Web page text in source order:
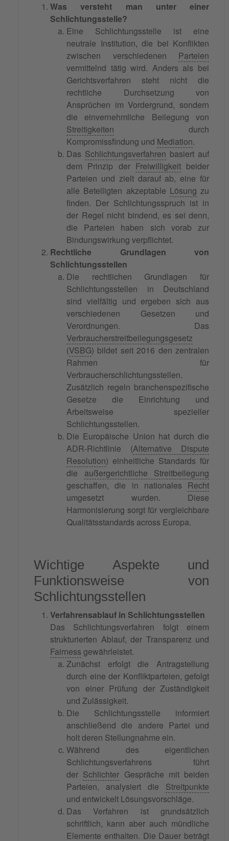
Was versteht man unter einer
Schlichtungsstelle?
Eine Schlichtungsstelle ist eine
neutrale Institution, die bei Konflikten
zwischen verschiedenen Parteien
vermittelnd tätig wird. Anders als bei
Gerichtsverfahren steht nicht die
rechtliche Durchsetzung von
Ansprüchen im Vordergrund, sondern
die einvernehmliche Beilegung von
Streitigkeiten durch
Kompromissfindung und Mediation.
Das Schlichtungsverfahren basiert auf
dem Prinzip der Freiwilligkeitbeider
Parteien und zielt darauf ab, eine für
alle Beteiligten akzeptable Lösung zu
finden. Der Schlichtungsspruch ist in
der Regel nicht bindend, es sei denn,
die Parteien haben sich vorab zur
Bindungswirkung verpflichtet.
Rechtliche Grundlagen von
Schlichtungsstellen
Die rechtlichen Grundlagen für
Schlichtungsstellen in Deutschland
sind vielfältig und ergeben sich aus
verschiedenen Gesetzen und
Verordnungen. Das
Verbraucherstreitbeilegungsgesetz
(VSBG) bildet seit 2016 den zentralen
Rahmen für
Verbraucherschlichtungsstellen.
Zusätzlich regeln branchenspezifische
Gesetze die Einrichtung und
Arbeitsweise spezieller
Schlichtungsstellen.
Die Europäische Union hat durch die
ADR-Richtlinie (Alternative Dispute
Resolution) einheitliche Standards für
die außergerichtliche Streitbeilegung
geschaffen, die in nationales Recht
umgesetzt wurden. Diese
Harmonisierung sorgt für vergleichbare
Qualitätsstandards across Europa.
Wichtige Aspekte und
Funktionsweise von
Schlichtungsstellen
Verfahrensablauf in Schlichtungsstellen
Das Schlichtungsverfahren folgt einem
strukturierten Ablauf, der Transparenz und
Fairness gewährleistet.
Zunächst erfolgt die Antragstellung
durch eine der Konfliktparteien, gefolgt
von einer Prüfung der Zuständigkeit
und Zulässigkeit.
Die Schlichtungsstelle informiert
anschließend die andere Partei und
holt deren Stellungnahme ein.
Während des eigentlichen
Schlichtungsverfahrens führt
der Schlichter Gespräche mit beiden
Parteien, analysiert die Streitpunkte
und entwickelt Lösungsvorschläge.
Das Verfahren ist grundsätzlich
schriftlich, kann aber auch mündliche
Elemente enthalten. Die Dauer beträgt